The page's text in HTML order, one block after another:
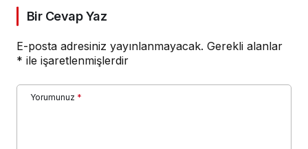
E-posta adresiniz yayınlanmayacak.
*ile işaretlenmişlerdir